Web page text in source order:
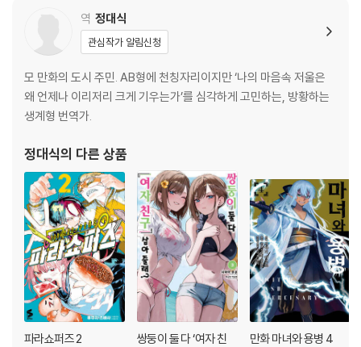
역 정대식
관심작가 알림신청
모 만화의 도시 주민. AB형에 천칭자리이지만 ‘나의 마음속 저울은
왜 언제나 이리저리 크게 기우는가’를 심각하게 고민하는, 방황하는
생계형 번역가.
정대식의 다른 상품
파라쇼퍼즈 2
쌍둥이 둘 다 ‘여자 친
만화 마녀와 용병 4